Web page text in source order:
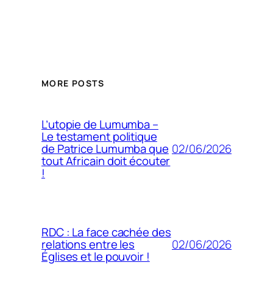
MORE POSTS
L’utopie de Lumumba –
Le testament politique
de Patrice Lumumba que
tout Africain doit écouter
!
02/06/2026
RDC : La face cachée des
relations entre les
Églises et le pouvoir !
02/06/2026